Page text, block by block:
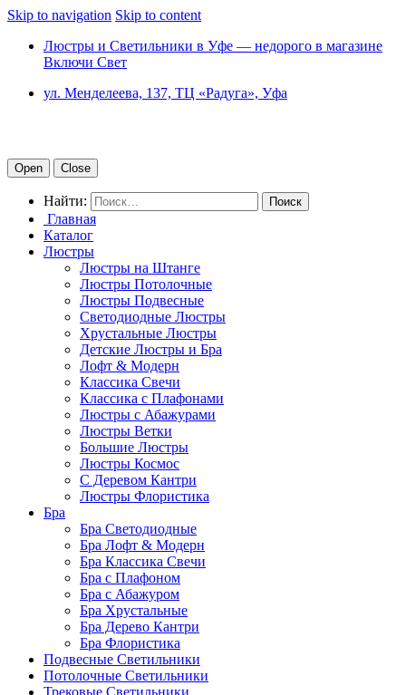
Skip to navigation Skip to content
Люстры и Светильники в Уфе — недорого в магазине
Включи Свет
ул. Менделеева, 137, ТЦ «Радуга», Уфа
Open Close
Найти:
Главная
Каталог
Люстры
Люстры на Штанге
Люстры Потолочные
Люстры Подвесные
Светодиодные Люстры
Хрустальные Люстры
Детские Люстры и Бра
Лофт & Модерн
Классика Свечи
Классика с Плафонами
Люстры с Абажурами
Люстры Ветки
Большие Люстры
Люстры Космос
С Деревом Кантри
Люстры Флористика
Бра
Бра Светодиодные
Бра Лофт & Модерн
Бра Классика Свечи
Бра с Плафоном
Бра с Абажуром
Бра Хрустальные
Бра Дерево Кантри
Бра Флористика
Подвесные Светильники
Потолочные Светильники
Трековые Светильники